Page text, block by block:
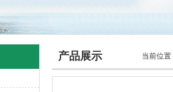
产品展示 当前位置